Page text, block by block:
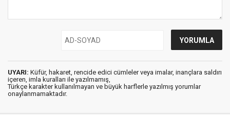
UYARI: Küfür, hakaret, rencide edici cümleler veya imalar, inançlara saldırı
içeren, imla kuralları ile yazılmamış,
Türkçe karakter kullanılmayan ve büyük harflerle yazılmış yorumlar
onaylanmamaktadır.